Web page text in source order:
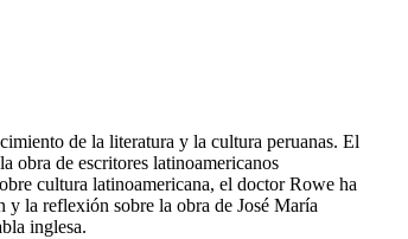
de la literatura y la cultura peruanas. El
obra de escritores latinoamericanos
cultura latinoamericana, el doctor Rowe ha
la reflexión sobre la obra de José María
inglesa.